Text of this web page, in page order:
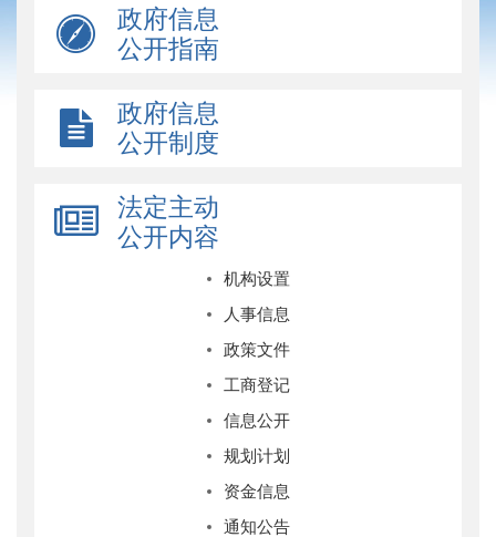
政府信息
公开指南
政府信息
公开制度
法定主动
公开内容
机构设置
人事信息
政策文件
工商登记
信息公开
规划计划
资金信息
通知公告